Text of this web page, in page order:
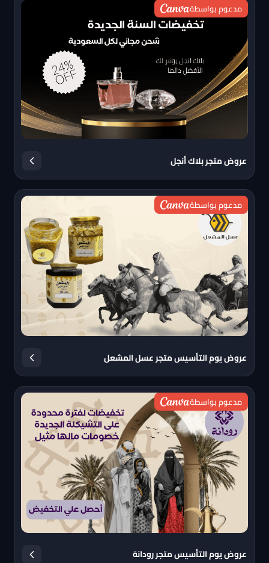
مدعوم بواسطة
عروض متجر بلاك أنجل
مدعوم بواسطة
عروض يوم التأسيس متجر عسل المشعل
مدعوم بواسطة
عروض يوم التأسيس متجر رودانة